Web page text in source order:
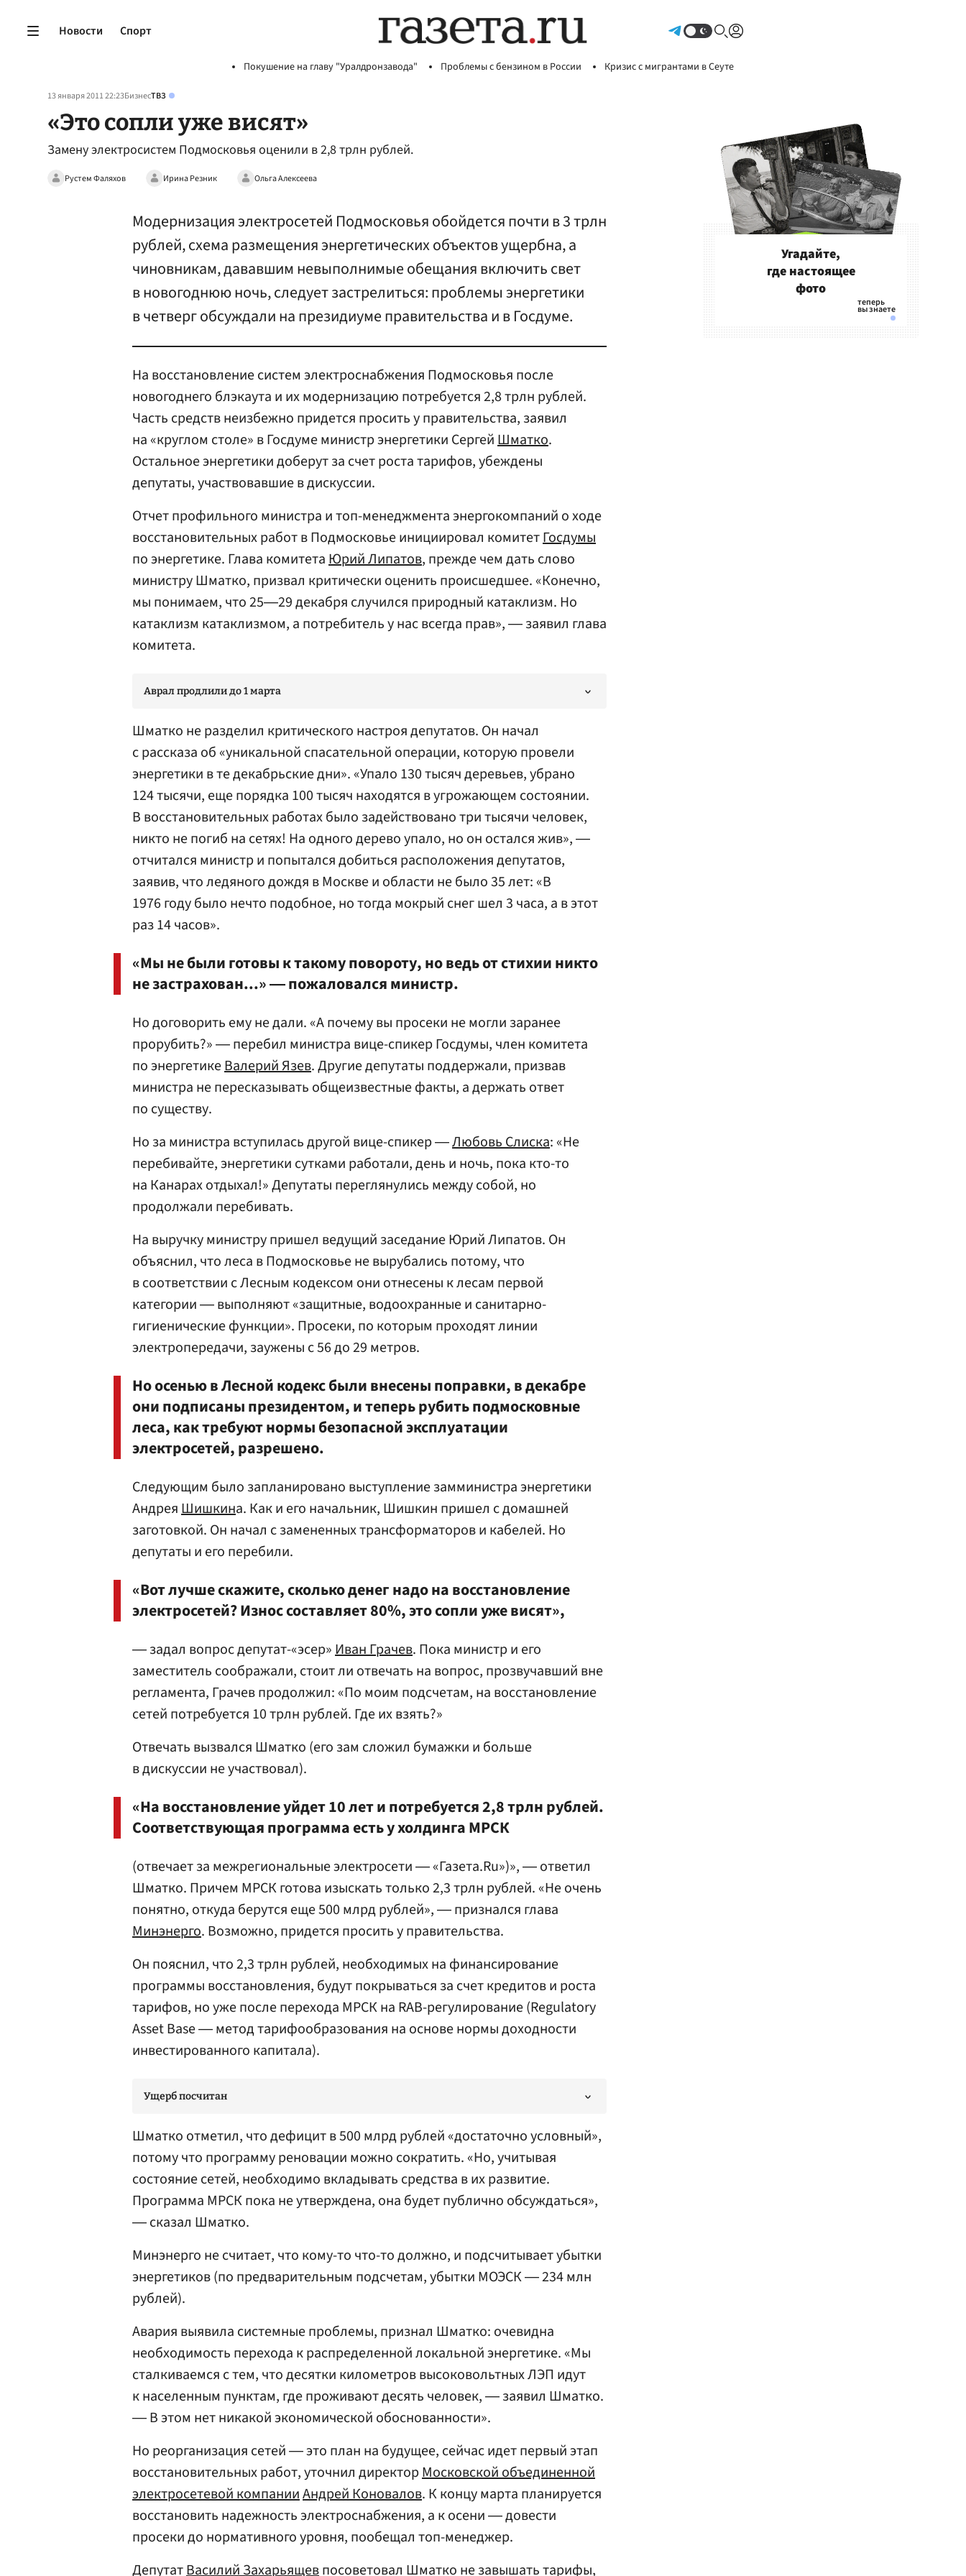
Новости Спорт
Покушение на главу "Уралдронзавода" Проблемы с бензином в России Кризис с мигрантами в Сеуте
13 января 2011 22:23БизнесТВЗ
«Это сопли уже висят»
Замену электросистем Подмосковья оценили в 2,8 трлн рублей.
Рустем Фаляхов Ирина Резник Ольга Алексеева
Модернизация электросетей Подмосковья обойдется почти в 3 трлн
рублей, схема размещения энергетических объектов ущербна, а
чиновникам, дававшим невыполнимые обещания включить свет
в новогоднюю ночь, следует застрелиться: проблемы энергетики
в четверг обсуждали на президиуме правительства и в Госдуме.
На восстановление систем электроснабжения Подмосковья после
новогоднего блэкаута и их модернизацию потребуется 2,8 трлн рублей.
Часть средств неизбежно придется просить у правительства, заявил
на «круглом столе» в Госдуме министр энергетики СергейШматко.
Остальное энергетики доберут за счет роста тарифов, убеждены
депутаты, участвовавшие в дискуссии.
Отчет профильного министра и топ-менеджмента энергокомпаний о ходе
восстановительных работ в Подмосковье инициировал комитетГосдумы
по энергетике. Глава комитетаЮрий Липатов, прежде чем дать слово
министру Шматко, призвал критически оценить происшедшее. «Конечно,
мы понимаем, что 25―29 декабря случился природный катаклизм. Но
катаклизм катаклизмом, а потребитель у нас всегда прав», ― заявил глава
комитета.
Аврал продлили до 1 марта
Шматко не разделил критического настроя депутатов. Он начал
с рассказа об «уникальной спасательной операции, которую провели
энергетики в те декабрьские дни». «Упало 130 тысяч деревьев, убрано
124 тысячи, еще порядка 100 тысяч находятся в угрожающем состоянии.
В восстановительных работах было задействовано три тысячи человек,
никто не погиб на сетях! На одного дерево упало, но он остался жив», ―
отчитался министр и попытался добиться расположения депутатов,
заявив, что ледяного дождя в Москве и области не было 35 лет: «В
1976 году было нечто подобное, но тогда мокрый снег шел 3 часа, а в этот
раз 14 часов».
«Мы не были готовы к такому повороту, но ведь от стихии никто
не застрахован...» ― пожаловался министр.
Но договорить ему не дали. «А почему вы просеки не могли заранее
прорубить?» ― перебил министра вице-спикер Госдумы, член комитета
по энергетикеВалерий Язев. Другие депутаты поддержали, призвав
министра не пересказывать общеизвестные факты, а держать ответ
по существу.
Но за министра вступилась другой вице-спикер ―Любовь Слиска: «Не
перебивайте, энергетики сутками работали, день и ночь, пока кто-то
на Канарах отдыхал!» Депутаты переглянулись между собой, но
продолжали перебивать.
На выручку министру пришел ведущий заседание Юрий Липатов. Он
объяснил, что леса в Подмосковье не вырубались потому, что
в соответствии с Лесным кодексом они отнесены к лесам первой
категории ― выполняют «защитные, водоохранные и санитарно-
гигиенические функции». Просеки, по которым проходят линии
электропередачи, заужены с 56 до 29 метров.
Но осенью в Лесной кодекс были внесены поправки, в декабре
они подписаны президентом, и теперь рубить подмосковные
леса, как требуют нормы безопасной эксплуатации
электросетей, разрешено.
Следующим было запланировано выступление замминистра энергетики
АндреяШишкина. Как и его начальник, Шишкин пришел с домашней
заготовкой. Он начал с замененных трансформаторов и кабелей. Но
депутаты и его перебили.
«Вот лучше скажите, сколько денег надо на восстановление
электросетей? Износ составляет 80%, это сопли уже висят»,
― задал вопрос депутат-«эсер»Иван Грачев. Пока министр и его
заместитель соображали, стоит ли отвечать на вопрос, прозвучавший вне
регламента, Грачев продолжил: «По моим подсчетам, на восстановление
сетей потребуется 10 трлн рублей. Где их взять?»
Отвечать вызвался Шматко (его зам сложил бумажки и больше
в дискуссии не участвовал).
«На восстановление уйдет 10 лет и потребуется 2,8 трлн рублей.
Соответствующая программа есть у холдинга МРСК
(отвечает за межрегиональные электросети ― «Газета.Ru»)», ― ответил
Шматко. Причем МРСК готова изыскать только 2,3 трлн рублей. «Не очень
понятно, откуда берутся еще 500 млрд рублей», ― признался глава
Минэнерго. Возможно, придется просить у правительства.
Он пояснил, что 2,3 трлн рублей, необходимых на финансирование
программы восстановления, будут покрываться за счет кредитов и роста
тарифов, но уже после перехода МРСК на RAB-регулирование (Regulatory
Asset Base ― метод тарифообразования на основе нормы доходности
инвестированного капитала).
Ущерб посчитан
Шматко отметил, что дефицит в 500 млрд рублей «достаточно условный»,
потому что программу реновации можно сократить. «Но, учитывая
состояние сетей, необходимо вкладывать средства в их развитие.
Программа МРСК пока не утверждена, она будет публично обсуждаться»,
― сказал Шматко.
Минэнерго не считает, что кому-то что-то должно, и подсчитывает убытки
энергетиков (по предварительным подсчетам, убытки МОЭСК ― 234 млн
рублей).
Авария выявила системные проблемы, признал Шматко: очевидна
необходимость перехода к распределенной локальной энергетике. «Мы
сталкиваемся с тем, что десятки километров высоковольтных ЛЭП идут
к населенным пунктам, где проживают десять человек, ― заявил Шматко.
― В этом нет никакой экономической обоснованности».
Но реорганизация сетей ― это план на будущее, сейчас идет первый этап
восстановительных работ, уточнил директорМосковской объединенной
электросетевой компанииАндрей Коновалов. К концу марта планируется
восстановить надежность электроснабжения, а к осени ― довести
просеки до нормативного уровня, пообещал топ-менеджер.
ДепутатВасилий Захарьящевпосоветовал Шматко не завышать тарифы,
Угадайте,
где настоящее
фото